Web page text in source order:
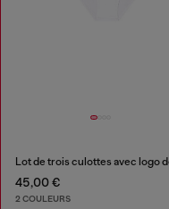
45,00 €
2 COULEURS